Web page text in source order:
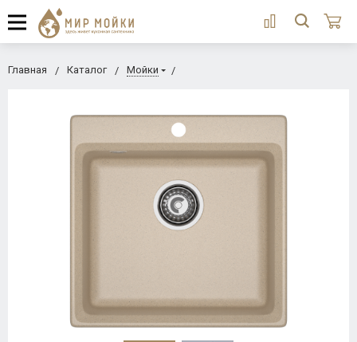
Главная Каталог Мойки